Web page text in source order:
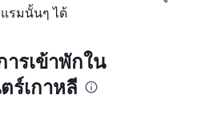
รมนั้นๆ ได้
ารเข้าพักใน
เกาหลี